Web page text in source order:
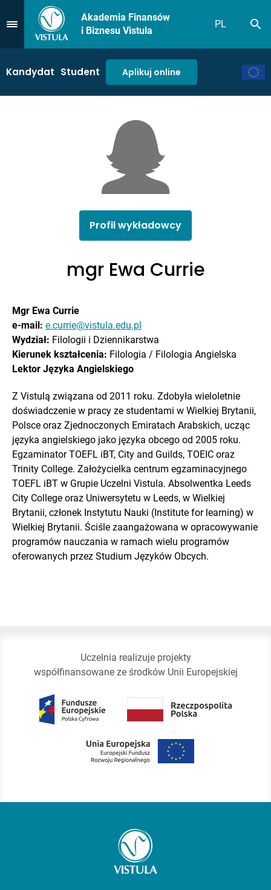
Przejdź do Menu
Akademia Finansów
i Biznesu Vistula
PL
Kandydat Student Aplikuj online
Profil wykładowcy
mgr Ewa Currie
Mgr Ewa Currie
e-mail: e.currie@vistula.edu.pl
Wydział: Filologii i Dziennikarstwa
Kierunek kształcenia: Filologia / Filologia Angielska
Lektor Języka Angielskiego
Z Vistulą związana od 2011 roku. Zdobyła wieloletnie
doświadczenie w pracy ze studentami w Wielkiej Brytanii,
Polsce oraz Zjednoczonych Emiratach Arabskich, ucząc
języka angielskiego jako języka obcego od 2005 roku.
Egzaminator TOEFL iBT, City and Guilds, TOEIC oraz
Trinity College. Założycielka centrum egzaminacyjnego
TOEFL iBT w Grupie Uczelni Vistula. Absolwentka Leeds
City College oraz Uniwersytetu w Leeds, w Wielkiej
Brytanii, członek Instytutu Nauki (Institute for learning) w
Wielkiej Brytanii. Ściśle zaangażowana w opracowywanie
programów nauczania w ramach wielu programów
oferowanych przez Studium Języków Obcych.
Uczelnia realizuje projekty
współfinansowane ze środków Unii Europejskiej